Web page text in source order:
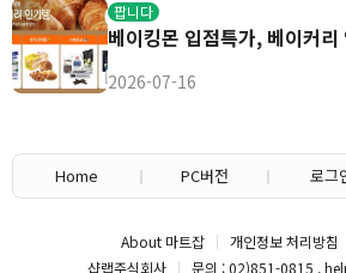
팝니다
베이킹몬 입점특가, 베이커
2026-07-16
Home PC버전 로그
About 마트잡 개인정보 처리방침
샵랩주식회사
문의 : 02)851-0815 ,